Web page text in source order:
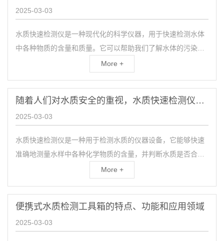
2025-03-03
水质快速检测仪是一种现代化的科学仪器，用于快速检测水体
中各种物质的含量和质量。它可以帮助我们了解水体的污染状
况，保护水资源，保障人类饮用水的安全。水是我们生活中必
More +
随着人们对水质安全的重视，水质快速检测仪成为一个不可或缺的工具
2025-03-03
水质快速检测仪是一种用于检测水质的仪器设备，它能够快速
准确地测量水样中各种化学物质的含量，并判断水质是否合
格。随着人们对水质安全越来越重视，水质快速检测仪成为了
More +
便携式水质检测工具箱的特点、功能和应用领域
2025-03-03